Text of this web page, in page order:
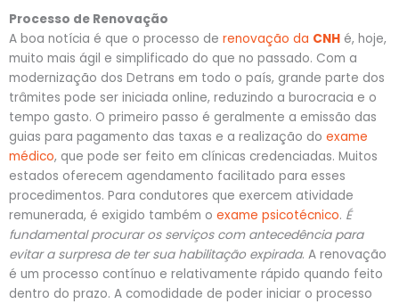
Processo de Renovação
A boa notícia é que o processo de renovação da CNH é, hoje,
muito mais ágil e simplificado do que no passado. Com a
modernização dos Detrans em todo o país, grande parte dos
trâmites pode ser iniciada online, reduzindo a burocracia e o
tempo gasto. O primeiro passo é geralmente a emissão das
guias para pagamento das taxas e a realização do exame
médico, que pode ser feito em clínicas credenciadas. Muitos
estados oferecem agendamento facilitado para esses
procedimentos. Para condutores que exercem atividade
remunerada, é exigido também o exame psicotécnico. É
fundamental procurar os serviços com antecedência para
evitar a surpresa de ter sua habilitação expirada. A renovação
é um processo contínuo e relativamente rápido quando feito
dentro do prazo. A comodidade de poder iniciar o processo